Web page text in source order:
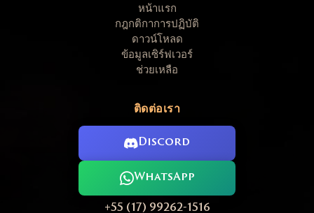
หน้าแรก
กฎกติกาการปฏิบัติ
ดาวน์โหลด
ข้อมูลเซิร์ฟเวอร์
ช่วยเหลือ
ติดต่อเรา
Discord
WhatsApp
+55 (17) 99262-1516